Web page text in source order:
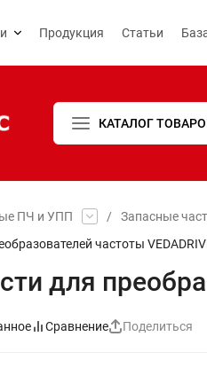
Продукция Статьи
КАТАЛОГ
ПЧ и УПП / Запасные
частоты
для
Сравнение Поделиться